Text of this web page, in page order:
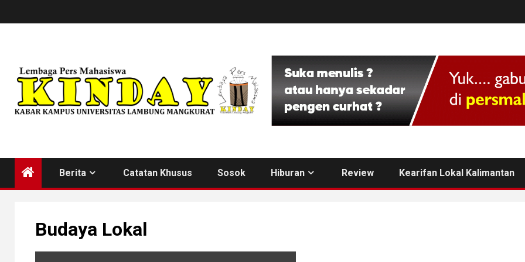
to
Berita Catatan Khusus Sosok Hiburan Review Kearifan Lokal Kalimantan
Budaya Lokal